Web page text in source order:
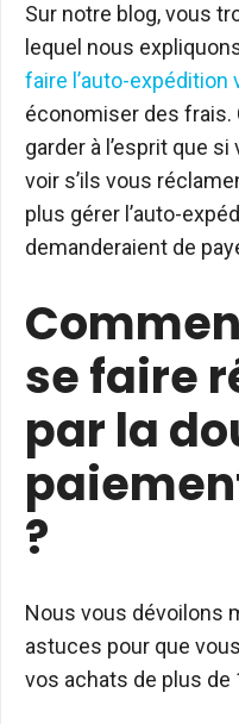
Sur notre blog, vous
lequel nous
faire l’auto-expédition
économiser des frais.
garder à l’esprit que
voir s’ils vous
plus gérer l’auto-
demanderaient de
se faire
par la
?
Nous vous dévoilons
astuces pour que
vos achats de plus de